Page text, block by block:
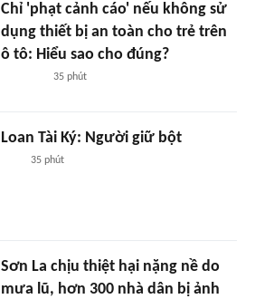
Chỉ 'phạt cảnh cáo' nếu không sử
dụng thiết bị an toàn cho trẻ trên
ô tô: Hiểu sao cho đúng?
35 phút
Loan Tài Ký: Người giữ bột
35 phút
Sơn La chịu thiệt hại nặng nề do
mưa lũ, hơn 300 nhà dân bị ảnh